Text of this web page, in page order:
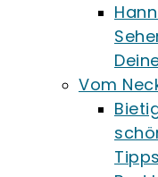
Vom
Tipps